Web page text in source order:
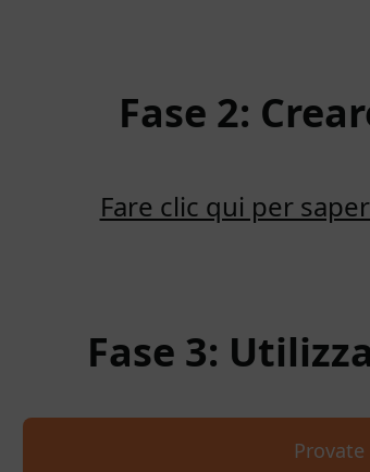
Fase 2:
Fare clic qui per
Fase 3: